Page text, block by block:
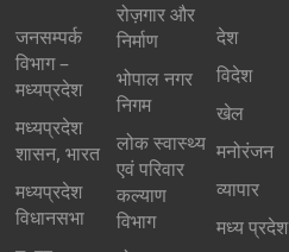
जनसम्पर्क
विभाग –
मध्यप्रदेश
मध्यप्रदेश
शासन, भारत
मध्‍यप्रदेश
विधानसभा
रोज़गार और
निर्माण
भोपाल नगर
निगम
लोक स्वास्थ्य
एवं परिवार
कल्याण
विभाग
देश
विदेश
खेल
मनोरंजन
व्यापार
मध्य प्रदेश